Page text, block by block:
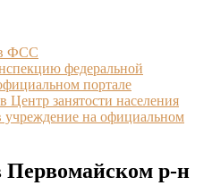
в ФСС
федеральной
портале
Центр занятости населения
учреждение на официальном
Первомайском р-н